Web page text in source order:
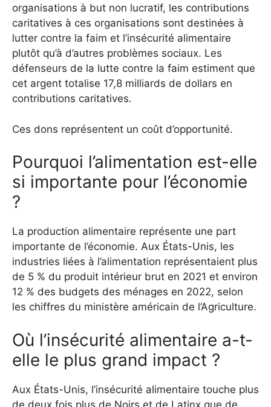
organisations à but non lucratif, les contributions
caritatives à ces organisations sont destinées à
lutter contre la faim et l’insécurité alimentaire
plutôt qu’à d’autres problèmes sociaux. Les
défenseurs de la lutte contre la faim estiment que
cet argent totalise 17,8 milliards de dollars en
contributions caritatives.
Ces dons représentent un coût d’opportunité.
Pourquoi l’alimentation est-elle
si importante pour l’économie
?
La production alimentaire représente une part
importante de l’économie. Aux États-Unis, les
industries liées à l’alimentation représentaient plus
de 5 % du produit intérieur brut en 2021 et environ
12 % des budgets des ménages en 2022, selon
les chiffres du ministère américain de l’Agriculture.
Où l’insécurité alimentaire a-t-
elle le plus grand impact ?
Aux États-Unis, l’insécurité alimentaire touche plus
de deux fois plus de Noirs et de Latinx que de